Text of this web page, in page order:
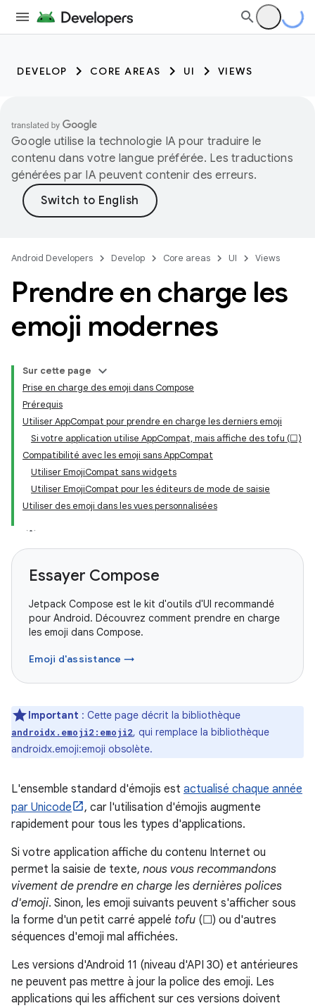
DEVELOP CORE AREAS UI VIEWS
Google utilise la technologie IA pour traduire le
contenu dans votre langue préférée. Les traductions
générées par IA peuvent contenir des erreurs.
Android Developers Develop Core areas UI Views
Prendre en charge les
emoji modernes
Sur cette page
Prise en charge des emoji dans Compose
Prérequis
Utiliser AppCompat pour prendre en charge les derniers emoji
Si votre application utilise AppCompat, mais affiche des tofu (☐)
Compatibilité avec les emoji sans AppCompat
Utiliser EmojiCompat sans widgets
Utiliser EmojiCompat pour les éditeurs de mode de saisie
Utiliser des emoji dans les vues personnalisées
Essayer Compose
Jetpack Compose est le kit d'outils d'UI recommandé
pour Android. Découvrez comment prendre en charge
les emoji dans Compose.
Emoji d'assistance →
Important : Cette page décrit la bibliothèque
androidx.emoji2:emoji2, qui remplace la bibliothèque
androidx.emoji:emoji obsolète.
L'ensemble standard d'émojis est actualisé chaque année
par Unicode
, car l'utilisation d'émojis augmente
rapidement pour tous les types d'applications.
Si votre application affiche du contenu Internet ou
permet la saisie de texte, nous vous recommandons
vivement de prendre en charge les dernières polices
d'emoji. Sinon, les emoji suivants peuvent s'afficher sous
la forme d'un petit carré appelé tofu (☐) ou d'autres
séquences d'emoji mal affichées.
Les versions d'Android 11 (niveau d'API 30) et antérieures
ne peuvent pas mettre à jour la police des emoji. Les
applications qui les affichent sur ces versions doivent